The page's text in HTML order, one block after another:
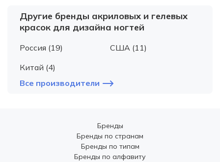
Другие бренды акриловых и гелевых
красок для дизайна ногтей
Россия (19)
США (11)
Китай (4)
Все производители
Бренды
Бренды по странам
Бренды по типам
Бренды по алфавиту